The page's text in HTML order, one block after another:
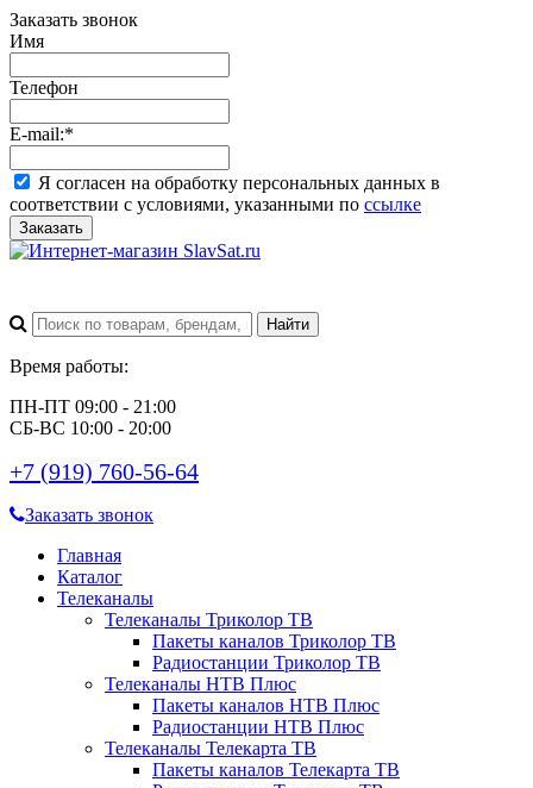
Заказать звонок
Имя
Телефон
E-mail:*
Я согласен на обработку персональных данных в
соответствии с условиями, указанными по ссылке
Заказать
Время работы:
ПН-ПТ 09:00 - 21:00
СБ-ВС 10:00 - 20:00
+7 (919) 760-56-64
Заказать звонок
Главная
Каталог
Телеканалы
Телеканалы Триколор ТВ
Пакеты каналов Триколор ТВ
Радиостанции Триколор ТВ
Телеканалы НТВ Плюс
Пакеты каналов НТВ Плюс
Радиостанции НТВ Плюс
Телеканалы Телекарта ТВ
Пакеты каналов Телекарта ТВ